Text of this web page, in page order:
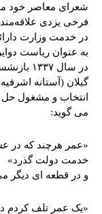
شعرای معاصر خود
فرخی یزدی علاقه‌مند
در خدمت وزارت
به عنوان ریاست
در سال
گیلان (آستانه
انتخاب و مشغول حل
می گوید:
«عمر هرچند که در
خدمت دولت گذرد»
و در قطعه ای دیگر
«یک عمر تلف کردم